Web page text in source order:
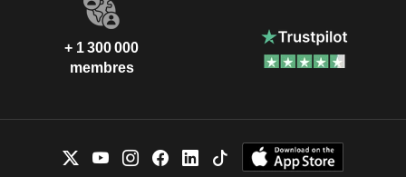
+ 1 300 000
membres